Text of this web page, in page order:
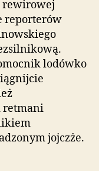
rewirowej
reporterów
lodówko
retmani
jojczże.